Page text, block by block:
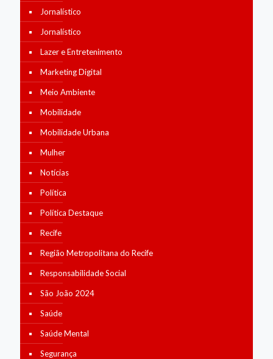
Jornalístico
Jornalístico
Lazer e Entretenimento
Marketing Digital
Meio Ambiente
Mobilidade
Mobilidade Urbana
Mulher
Notícias
Política
Política Destaque
Recife
Região Metropolitana do Recife
Responsabilidade Social
São João 2024
Saúde
Saúde Mental
Segurança